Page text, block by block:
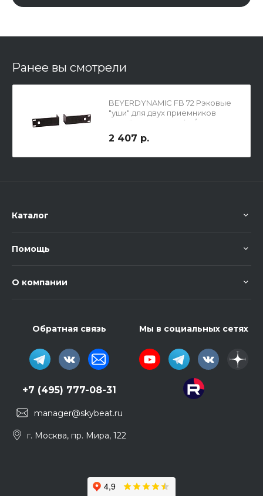
Ранее вы смотрели
BEYERDYNAMIC FB 72 Рэковые
"уши" для двух приемников
серий OPUS 500 Mk II/ OPUS
300
2 407 р.
Каталог
Помощь
О компании
Обратная связь
+7 (495) 777-08-31
manager@skybeat.ru
г. Москва, пр. Мира, 122
Мы в социальных сетях